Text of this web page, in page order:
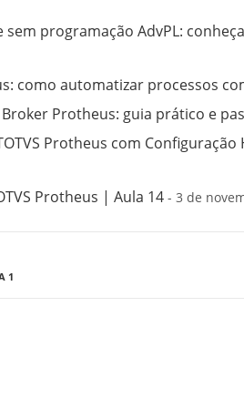
programação AdvPL:
como automatizar processos
Protheus: guia prático e
Protheus com Configuração
Protheus | Aula 14 - 3 de
1